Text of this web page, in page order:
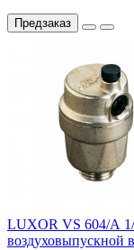
Предзаказ
LUXOR VS 604/А
воздуховыпускной